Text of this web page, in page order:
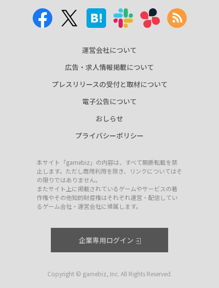
運営会社について
広告・求人情報掲載について
プレスリリースの受付と取材について
電子公告について
おしらせ
プライバシーポリシー
本サイト「gamebiz」の内容は、すべて無断転載を禁
止します。ただし商用利用を除き、リンクについてはそ
の限りではありません。
またサイト上に掲載されているゲームやサービスの著
作権やその他知的財産権はそれぞれ運営・配信してい
るゲーム会社・運営会社に帰属します。
企業専用ログイン
Copyright © gamebiz, Inc. All Rights Reserved.